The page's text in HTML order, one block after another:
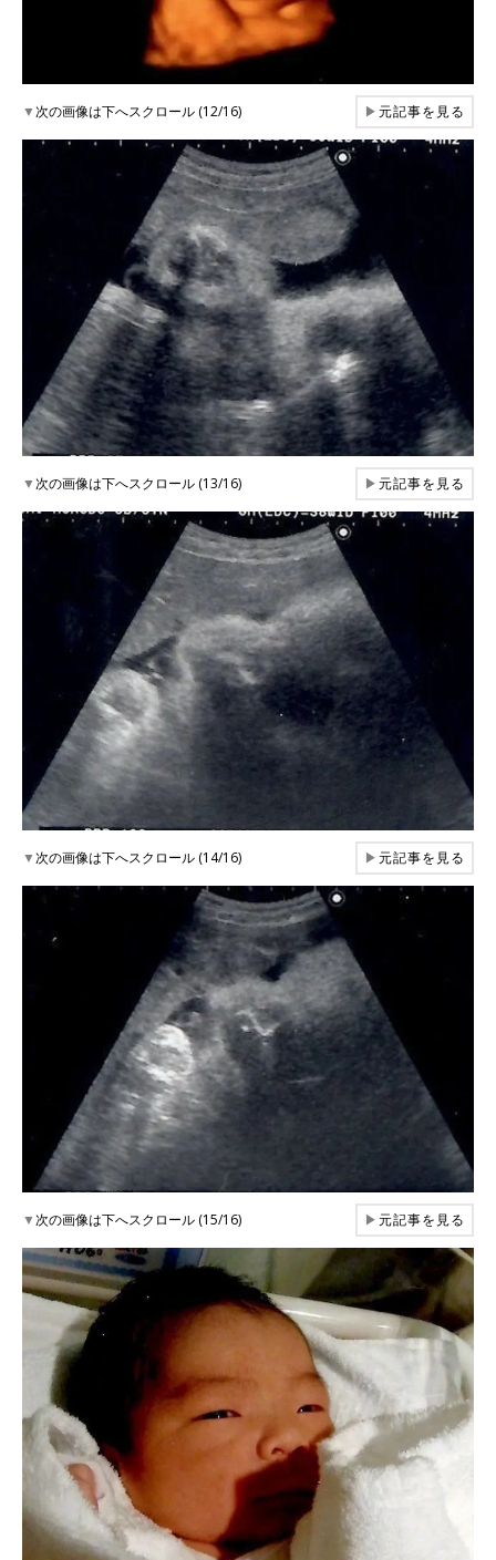
▼次の画像は下へスクロール (12/16) ▶元記事を見る
▼次の画像は下へスクロール (13/16) ▶元記事を見る
▼次の画像は下へスクロール (14/16) ▶元記事を見る
▼次の画像は下へスクロール (15/16) ▶元記事を見る